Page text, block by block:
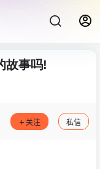
故事吗!
关注 私信